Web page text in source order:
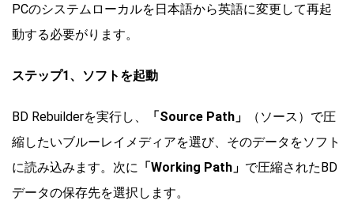
PCのシステムローカルを日本語から英語に変更して再起
動する必要がります。
ステップ1、ソフトを起動
BD Rebuilderを実行し、 「Source Path」
（ソース）で圧
縮したいブルーレイメディアを選び、そのデータをソフト
に読み込みます。次に 「Working Path」 で圧縮されたBD
データの保存先を選択します。